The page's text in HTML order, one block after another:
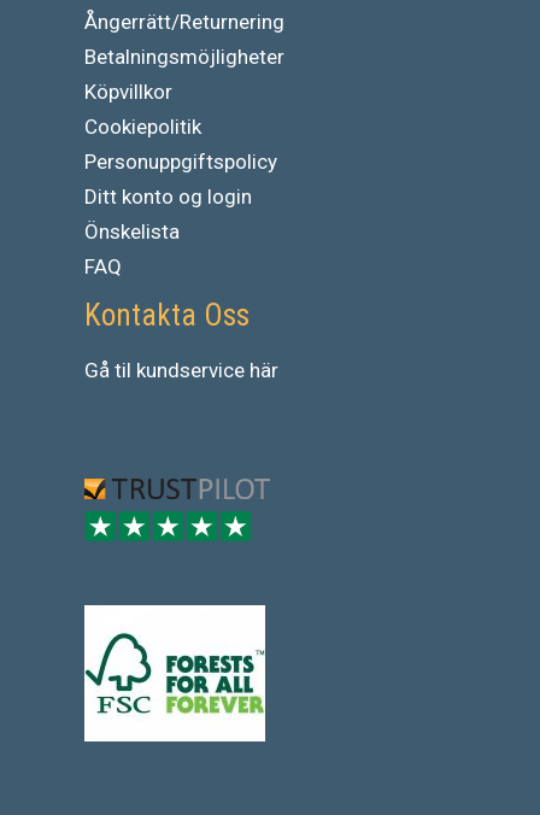
Ångerrätt/Returnering
Betalningsmöjligheter
Köpvillkor
Cookiepolitik
Personuppgiftspolicy
Ditt konto og login
Önskelista
FAQ
Kontakta Oss
Gå til kundservice här